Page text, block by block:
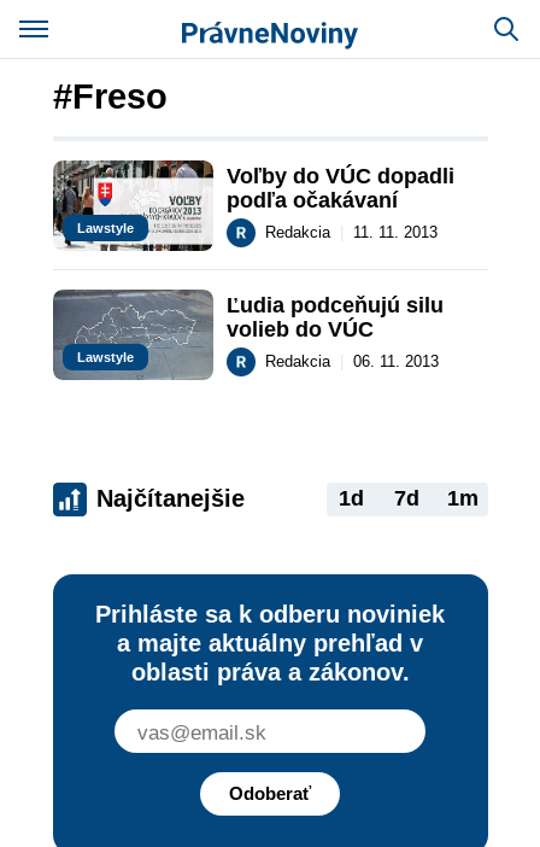
#Freso
Lawstyle
Voľby do VÚC dopadli
podľa očakávaní
Redakcia 11. 11. 2013
Lawstyle
Ľudia podceňujú silu
volieb do VÚC
Redakcia 06. 11. 2013
Najčítanejšie 1d 7d 1m
Prihláste sa k odberu noviniek
a majte aktuálny prehľad v
oblasti práva a zákonov.
Odoberať